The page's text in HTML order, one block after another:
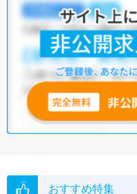
おすすめ特集